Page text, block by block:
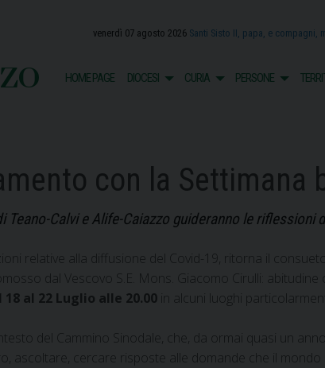
venerdì 07 agosto 2026 Santi Sisto II, papa, e compagni,
HOME PAGE DIOCESI CURIA PERSONE
con la Settimana
Calvi e Alife-Caiazzo guideranno le riflessioni
relative alla diffusione del Covid-19, ritorna il
dal Vescovo S.E. Mons. Giacomo Cirulli:
18 al 22 Luglio alle 20.00 in alcuni luoghi
del Cammino Sinodale, che, da ormai quasi un
ascoltare, cercare risposte alle domande che il